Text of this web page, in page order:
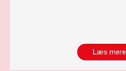
Læs mere